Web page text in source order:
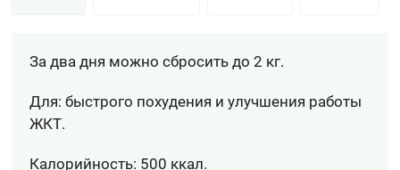
За два дня можно сбросить до 2 кг.
Для: быстрого похудения и улучшения работы
ЖКТ.
Калорийность: 500 ккал.